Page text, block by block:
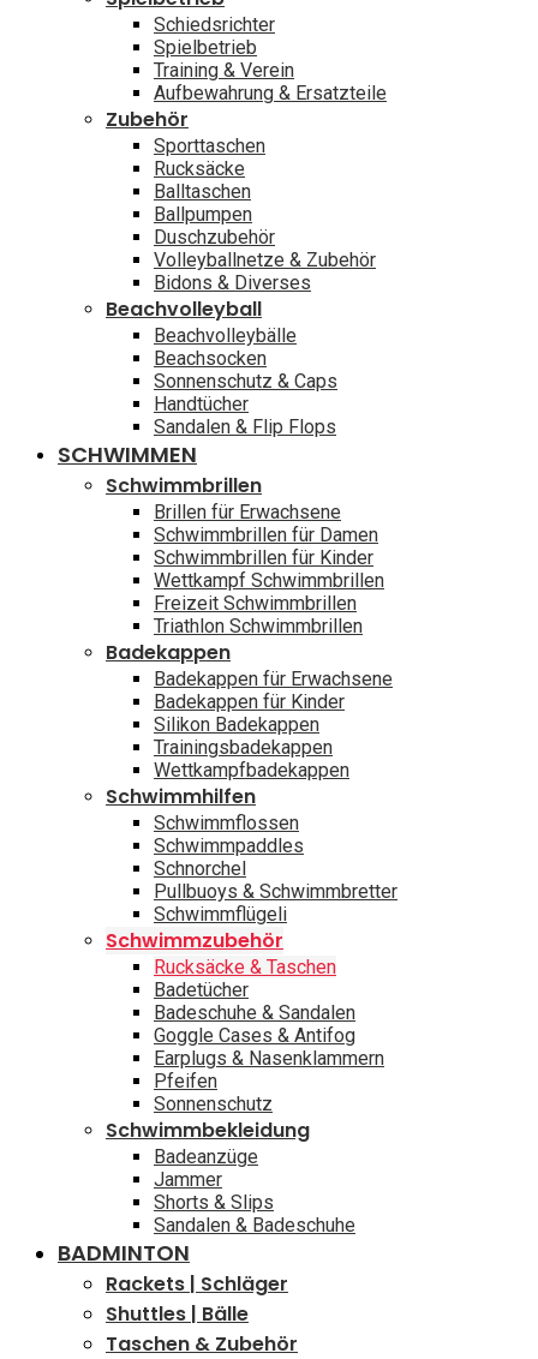
Schiedsrichter
Spielbetrieb
Training & Verein
Aufbewahrung & Ersatzteile
Zubehör
Sporttaschen
Rucksäcke
Balltaschen
Ballpumpen
Duschzubehör
Volleyballnetze & Zubehör
Bidons & Diverses
Beachvolleyball
Beachvolleybälle
Beachsocken
Sonnenschutz & Caps
Handtücher
Sandalen & Flip Flops
SCHWIMMEN
Schwimmbrillen
Brillen für Erwachsene
Schwimmbrillen für Damen
Schwimmbrillen für Kinder
Wettkampf Schwimmbrillen
Freizeit Schwimmbrillen
Triathlon Schwimmbrillen
Badekappen
Badekappen für Erwachsene
Badekappen für Kinder
Silikon Badekappen
Trainingsbadekappen
Wettkampfbadekappen
Schwimmhilfen
Schwimmflossen
Schwimmpaddles
Schnorchel
Pullbuoys & Schwimmbretter
Schwimmflügeli
Schwimmzubehör
Rucksäcke & Taschen
Badetücher
Badeschuhe & Sandalen
Goggle Cases & Antifog
Earplugs & Nasenklammern
Pfeifen
Sonnenschutz
Schwimmbekleidung
Badeanzüge
Jammer
Shorts & Slips
Sandalen & Badeschuhe
BADMINTON
Rackets | Schläger
Shuttles | Bälle
Taschen & Zubehör